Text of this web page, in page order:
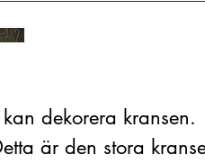
dekorera kransen.
är den stora